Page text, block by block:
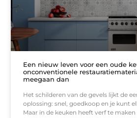
Een nieuw leven voor een oude
onconventionele
meegaan dan
Het schilderen van de gevels lijkt de
oplossing: snel, goedkoop en je kunt
Maar in de keuken heeft verf te maken